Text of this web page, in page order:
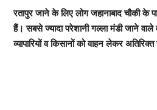
रतापुर जाने के लिए लोग जहानाबाद चौकी के
हैं। सबसे ज्यादा परेशानी गल्ला मंडी जाने वाले
व्यापारियों व किसानों को वाहन लेकर